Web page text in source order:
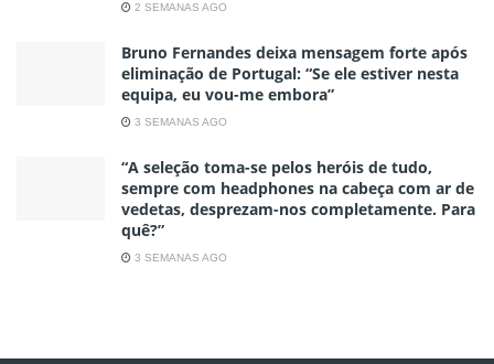
2 SEMANAS AGO
Bruno Fernandes deixa mensagem forte após
eliminação de Portugal: “Se ele estiver nesta
equipa, eu vou-me embora”
3 SEMANAS AGO
“A seleção toma-se pelos heróis de tudo,
sempre com headphones na cabeça com ar de
vedetas, desprezam-nos completamente. Para
quê?”
3 SEMANAS AGO